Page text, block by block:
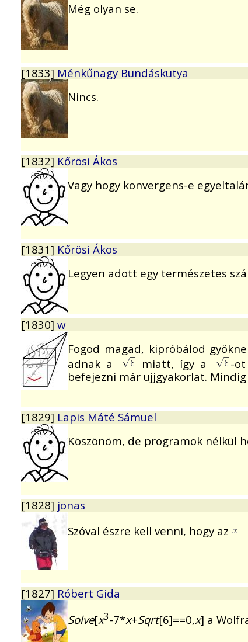
Még olyan se.
[1833] Ménkűnagy Bundáskutya
Nincs.
[1832] Kőrösi Ákos
Vagy hogy konvergens-e
[1831] Kőrösi Ákos
Legyen adott egy természetes
[1830] w
Fogod magad, kipróbálod
adnak a
miatt, így a -
befejezni már ujjgyakorlat.
[1829] Lapis Máté Sámuel
Köszönöm, de programok nélkül
[1828] jonas
Szóval észre kell venni, hogy az
[1827] Róbert Gida
Solve[x3-7*x+Sqrt[6]==0,x] a